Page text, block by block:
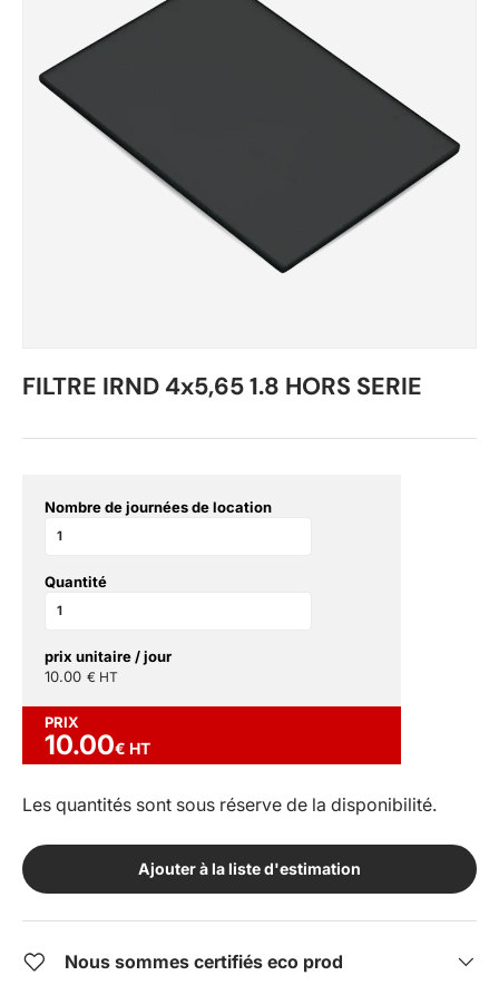
FILTRE IRND 4x5,65 1.8 HORS SERIE
Nombre de journées de location
Quantité
prix unitaire / jour
10.00 € HT
PRIX
10.00€ HT
Les quantités sont sous réserve de la disponibilité.
Ajouter à la liste d'estimation
Nous sommes certifiés eco prod